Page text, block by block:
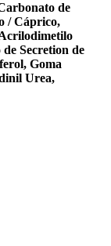
de
/ Cáprico,
Secretion de
Goma
Urea,